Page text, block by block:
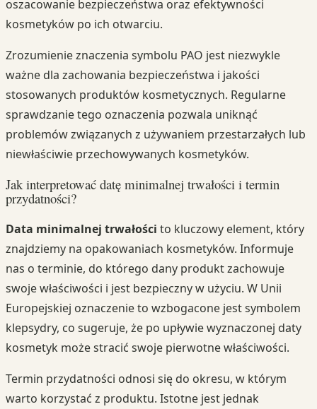
oszacowanie bezpieczeństwa oraz efektywności
kosmetyków po ich otwarciu.
Zrozumienie znaczenia symbolu PAO jest niezwykle
ważne dla zachowania bezpieczeństwa i jakości
stosowanych produktów kosmetycznych. Regularne
sprawdzanie tego oznaczenia pozwala uniknąć
problemów związanych z używaniem przestarzałych lub
niewłaściwie przechowywanych kosmetyków.
Jak interpretować datę minimalnej trwałości i termin
przydatności?
Data minimalnej trwałości to kluczowy element, który
znajdziemy na opakowaniach kosmetyków. Informuje
nas o terminie, do którego dany produkt zachowuje
swoje właściwości i jest bezpieczny w użyciu. W Unii
Europejskiej oznaczenie to wzbogacone jest symbolem
klepsydry, co sugeruje, że po upływie wyznaczonej daty
kosmetyk może stracić swoje pierwotne właściwości.
Termin przydatności odnosi się do okresu, w którym
warto korzystać z produktu. Istotne jest jednak